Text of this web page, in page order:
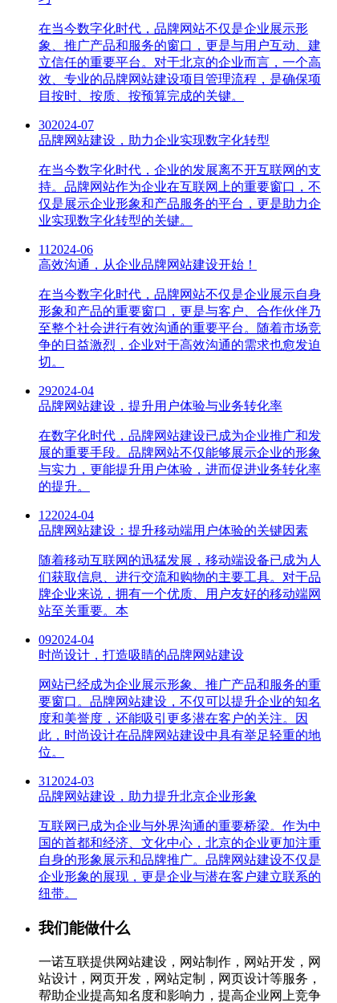
在当今数字化时代，品牌网站不仅是企业展示形
象、推广产品和服务的窗口，更是与用户互动、建
立信任的重要平台。对于北京的企业而言，一个高
效、专业的品牌网站建设项目管理流程，是确保项
目按时、按质、按预算完成的关键。
302024-07
品牌网站建设，助力企业实现数字化转型
在当今数字化时代，企业的发展离不开互联网的支
持。品牌网站作为企业在互联网上的重要窗口，不
仅是展示企业形象和产品服务的平台，更是助力企
业实现数字化转型的关键。
11 2024-06
高效沟通，从企业品牌网站建设开始！
在当今数字化时代，品牌网站不仅是企业展示自身
形象和产品的重要窗口，更是与客户、合作伙伴乃
至整个社会进行有效沟通的重要平台。随着市场竞
争的日益激烈，企业对于高效沟通的需求也愈发迫
切。
292024-04
品牌网站建设，提升用户体验与业务转化率
在数字化时代，品牌网站建设已成为企业推广和发
展的重要手段。品牌网站不仅能够展示企业的形象
与实力，更能提升用户体验，进而促进业务转化率
的提升。
122024-04
品牌网站建设：提升移动端用户体验的关键因素
随着移动互联网的迅猛发展，移动端设备已成为人
们获取信息、进行交流和购物的主要工具。对于品
牌企业来说，拥有一个优质、用户友好的移动端网
站至关重要。本
092024-04
时尚设计，打造吸睛的品牌网站建设
网站已经成为企业展示形象、推广产品和服务的重
要窗口。品牌网站建设，不仅可以提升企业的知名
度和美誉度，还能吸引更多潜在客户的关注。因
此，时尚设计在品牌网站建设中具有举足轻重的地
位。
31 2024-03
品牌网站建设，助力提升北京企业形象
互联网已成为企业与外界沟通的重要桥梁。作为中
国的首都和经济、文化中心，北京的企业更加注重
自身的形象展示和品牌推广。品牌网站建设不仅是
企业形象的展现，更是企业与潜在客户建立联系的
纽带。
我们能做什么
一诺互联提供网站建设，网站制作，网站开发，网
站设计，网页开发，网站定制，网页设计等服务，
帮助企业提高知名度和影响力，提高企业网上竞争